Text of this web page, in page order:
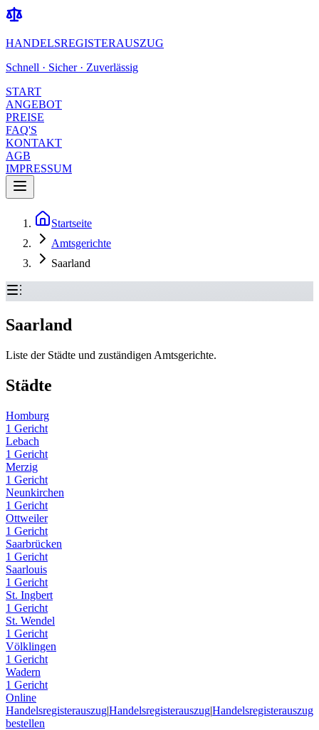
HANDELSREGISTERAUSZUG
Schnell · Sicher · Zuverlässig
START
ANGEBOT
PREISE
FAQ'S
KONTAKT
AGB
IMPRESSUM
Startseite
Amtsgerichte
Saarland
Saarland
Liste der Städte und zuständigen Amtsgerichte.
Städte
Homburg
1 Gericht
Lebach
1 Gericht
Merzig
1 Gericht
Neunkirchen
1 Gericht
Ottweiler
1 Gericht
Saarbrücken
1 Gericht
Saarlouis
1 Gericht
St. Ingbert
1 Gericht
St. Wendel
1 Gericht
Völklingen
1 Gericht
Wadern
1 Gericht
Online
Handelsregisterauszug|Handelsregisterauszug|Handelsregisterauszug
bestellen